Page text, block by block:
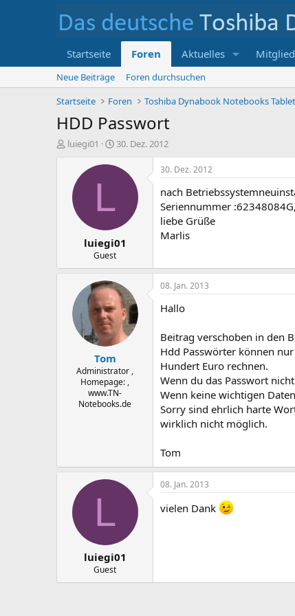
Startseite Foren Aktuelles
Neue Beiträge
Foren durchsuchen
Startseite
Foren
HDD Passwort
E
luiegi01
E
s
t
a
m
30. Dez. 2012
L
luiegi01
Guest
30. Dez. 2012
nach
Seriennummer
liebe Grüße
Marlis
Tom
Administrator ,
Homepage: ,
www.TN-
Notebooks.de
08. Jan. 2013
Hallo
Beitrag verschoben in den
Hdd Passwörter können
Hundert Euro rechnen.
Wenn du das Passwort
Wenn keine wichtigen
Sorry sind ehrlich harte
wirklich nicht möglich.
Tom
L
luiegi01
Guest
08. Jan. 2013
vielen Dank